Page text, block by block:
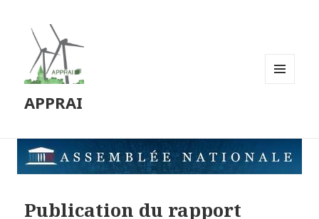
APPRAI
Publication du rapport